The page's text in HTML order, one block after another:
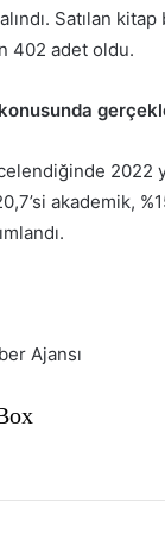
Satılan kitap
402 adet oldu.
konusunda
2022
akademik,
Ajansı
Doğal
19 Haziran 2024
Kış Aylarında
Sistemini